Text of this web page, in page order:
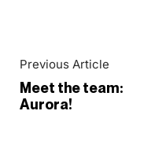
Previous Article
Meet the team:
Aurora!